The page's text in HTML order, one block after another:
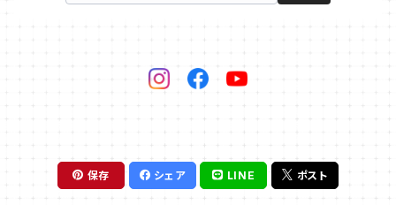
保存 シェア LINE ポスト